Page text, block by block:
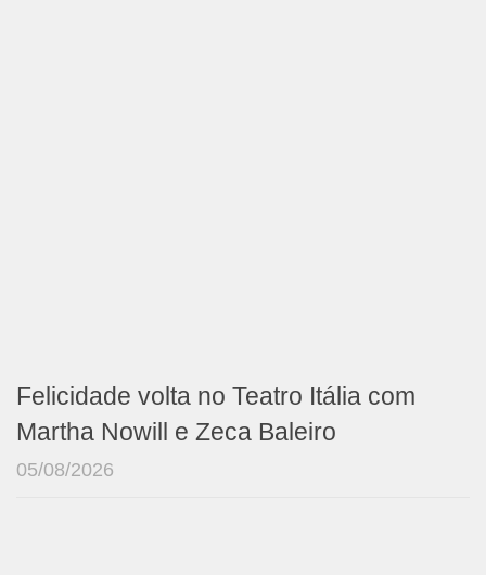
Felicidade volta no Teatro Itália com
Martha Nowill e Zeca Baleiro
05/08/2026